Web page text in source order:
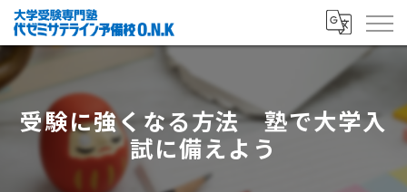
受験に強くなる方法 塾で大学入
試に備えよう